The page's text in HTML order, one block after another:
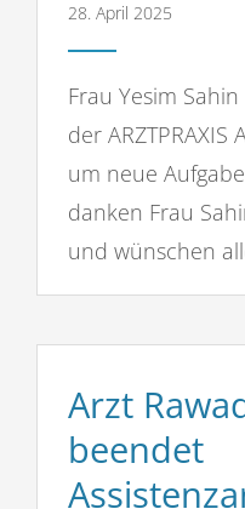
28. April 2025
Frau Yesim
der ARZTPRAXIS
um neue
danken Frau
und wünschen
Arzt
beendet